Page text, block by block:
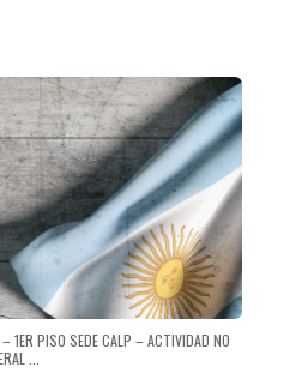
1ER PISO SEDE CALP – ACTIVIDAD NO
...